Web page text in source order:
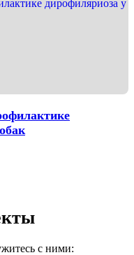
с ними: